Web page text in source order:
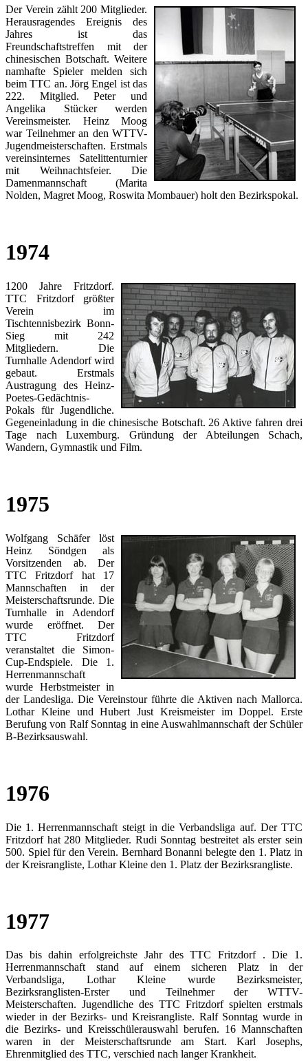
Der Verein zählt 200 Mitglieder.
Herausragendes Ereignis des
Jahres ist das
Freundschaftstreffen mit der
chinesischen Botschaft. Weitere
namhafte Spieler melden sich
beim TTC an. Jörg Engel ist das
222. Mitglied. Peter und
Angelika Stücker werden
Vereinsmeister. Heinz Moog
war Teilnehmer an den WTTV-
Jugendmeisterschaften. Erstmals
vereinsinternes Satelittenturnier
mit Weihnachtsfeier. Die
Damenmannschaft (Marita
Nolden, Magret Moog, Roswita Mombauer) holt den Bezirkspokal.
1974
1200 Jahre Fritzdorf.
TTC Fritzdorf größter
Verein im
Tischtennisbezirk Bonn-
Sieg mit 242
Mitgliedern. Die
Turnhalle Adendorf wird
gebaut. Erstmals
Austragung des Heinz-
Poetes-Gedächtnis-
Pokals für Jugendliche.
Gegeneinladung in die chinesische Botschaft. 26 Aktive fahren drei
Tage nach Luxemburg. Gründung der Abteilungen Schach,
Wandern, Gymnastik und Film.
1975
Wolfgang Schäfer löst
Heinz Söndgen als
Vorsitzenden ab. Der
TTC Fritzdorf hat 17
Mannschaften in der
Meisterschaftsrunde. Die
Turnhalle in Adendorf
wurde eröffnet. Der
TTC Fritzdorf
veranstaltet die Simon-
Cup-Endspiele. Die 1.
Herrenmannschaft
wurde Herbstmeister in
der Landesliga. Die Vereinstour führte die Aktiven nach Mallorca.
Lothar Kleine und Hubert Just Kreismeister im Doppel. Erste
Berufung von Ralf Sonntag in eine Auswahlmannschaft der Schüler
B-Bezirksauswahl.
1976
Die 1. Herrenmannschaft steigt in die Verbandsliga auf. Der TTC
Fritzdorf hat 280 Mitglieder. Rudi Sonntag bestreitet als erster sein
500. Spiel für den Verein. Bernhard Bonanni belegte den 1. Platz in
der Kreisrangliste, Lothar Kleine den 1. Platz der Bezirksrangliste.
1977
Das bis dahin erfolgreichste Jahr des TTC Fritzdorf . Die 1.
Herrenmannschaft stand auf einem sicheren Platz in der
Verbandsliga, Lothar Kleine wurde Bezirksmeister,
Bezirksranglisten-Erster und Teilnehmer der WTTV-
Meisterschaften. Jugendliche des TTC Fritzdorf spielten erstmals
wieder in der Bezirks- und Kreisrangliste. Ralf Sonntag wurde in
die Bezirks- und Kreisschülerauswahl berufen. 16 Mannschaften
waren in der Meisterschaftsrunde am Start. Karl Josephs,
Ehrenmitglied des TTC, verschied nach langer Krankheit.